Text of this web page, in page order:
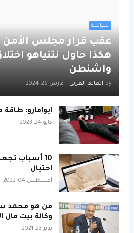
سياسة
عقب قرار مجلس الأمن
هكذا حاول نتنياهو
واشنطن
by العالم العربي - مارس 26, 2024
ايوامارو:
مايو 24, 2023
احتيال
أغسطس 04, 2022
من هو محمد
وكالة بيت
يناير 23, 2021